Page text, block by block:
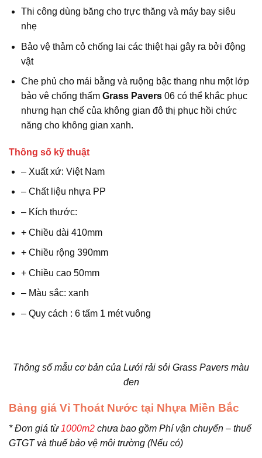
Thi công dùng băng cho trực thăng và máy bay siêu
nhẹ
Bảo vệ thảm cỏ chống lai các thiệt hại gây ra bởi động
vật
Che phủ cho mái bằng và ruộng bậc thang nhu một lớp
bảo vê chống thấm Grass Pavers06 có thể khắc phục
nhưng hạn chế của không gian đô thị phục hồi chức
năng cho không gian xanh.
Thông số kỹ thuật
– Xuất xứ: Việt Nam
– Chất liệu nhựa PP
– Kích thước:
+ Chiều dài 410mm
+ Chiều rộng 390mm
+ Chiều cao 50mm
– Màu sắc: xanh
– Quy cách : 6 tấm 1 mét vuông
Thông số mẫu cơ bản của Lưới rải sỏi Grass Pavers màu
đen
Bảng giá Vỉ Thoát Nước tại Nhựa Miền Bắc
* Đơn giá từ 1000m2 chưa bao gồm Phí vận chuyển – thuế
GTGT và thuế bảo vệ môi trường (Nếu có)